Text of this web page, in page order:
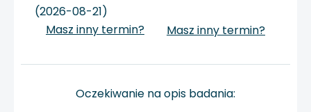
(2026-08-21)
Masz inny termin?
Masz inny termin?
Oczekiwanie na opis badania: